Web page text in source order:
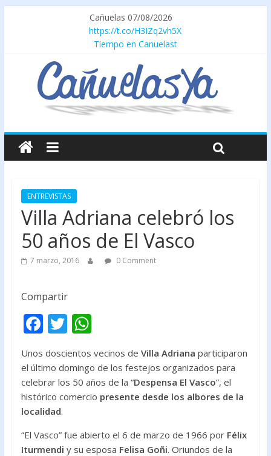
Cañuelas 07/08/2026
https://t.co/H3IZq2vh5X
Tiempo en Canuelast
ENTREVISTAS
Villa Adriana celebró los
50 años de El Vasco
7 marzo, 2016 0 Comment
Compartir
F
ac
e
b
o
o
k
T
itt
er
W
at
s
A
p
Unos doscientos vecinos de Villa Adriana participaron
el último domingo de los festejos organizados para
celebrar los 50 años de la “Despensa El Vasco”, el
histórico comercio presente desde los albores de la
localidad.
“El Vasco” fue abierto el 6 de marzo de 1966 por Félix
Iturmendi y su esposa Felisa Goñi. Oriundos de la